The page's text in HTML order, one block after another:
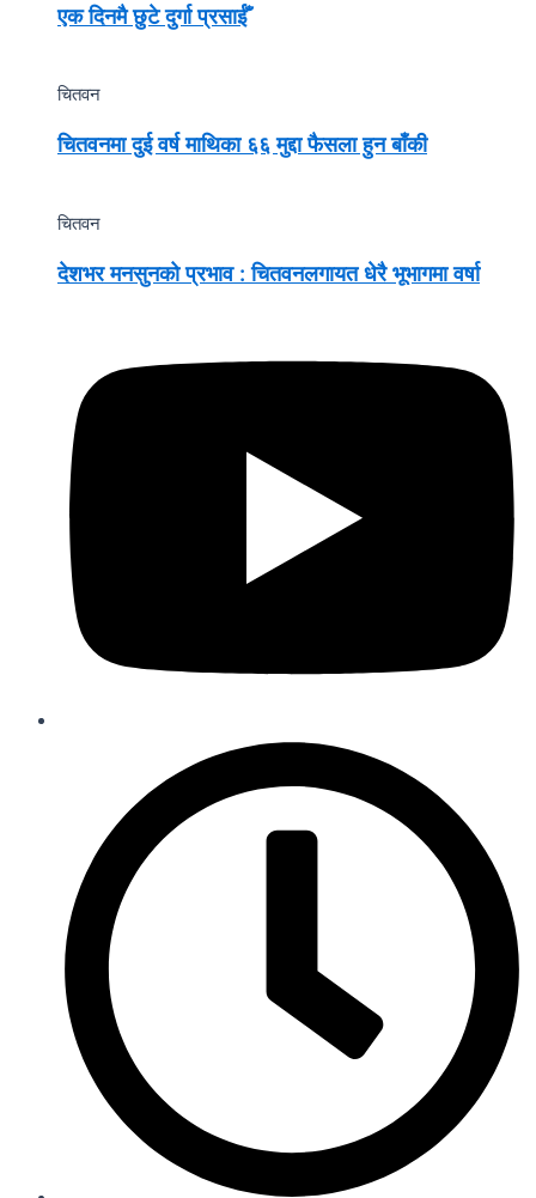
एक दिनमै छुटे दुर्गा प्रसाईँ
चितवन
चितवनमा दुई वर्ष माथिका ६६ मुद्दा फैसला हुन बाँकी
चितवन
देशभर मनसुनको प्रभाव : चितवनलगायत धेरै भूभागमा वर्षा